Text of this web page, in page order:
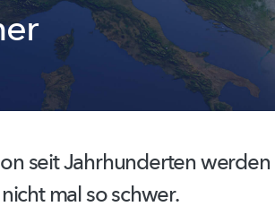
seit Jahrhunderten werden
mal so schwer.